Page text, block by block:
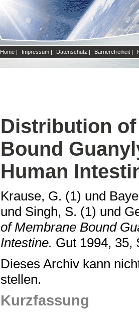
Home | Impressum | Datenschutz | Barrierefreiheit |
Distribution
Bound
Human
Krause, G. (1) und
und Singh, S. (1) und
of Membrane Bound
Intestine. Gut 1994, 35,
Dieses Archiv kann
stellen.
Kurzfassung